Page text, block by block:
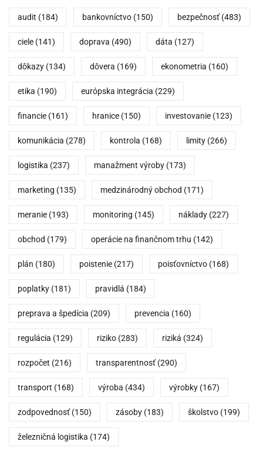
audit (184) bankovníctvo (150) bezpečnosť (483)
ciele (141) doprava (490) dáta (127)
dôkazy (134) dôvera (169) ekonometria (160)
etika (190) európska integrácia (229)
financie (161) hranice (150) investovanie (123)
komunikácia (278) kontrola (168) limity (266)
logistika (237) manažment výroby (173)
marketing (135) medzinárodný obchod (171)
meranie (193) monitoring (145) náklady (227)
obchod (179) operácie na finančnom trhu (142)
plán (180) poistenie (217) poisťovníctvo (168)
poplatky (181) pravidlá (184)
preprava a špedícia (209) prevencia (160)
regulácia (129) riziko (283) riziká (324)
rozpočet (216) transparentnosť (290)
transport (168) výroba (434) výrobky (167)
zodpovednosť (150) zásoby (183) školstvo (199)
železničná logistika (174)